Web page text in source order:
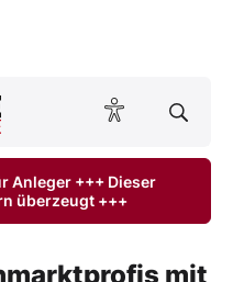
ONLINE lesen
Anleger +++ Dieser
überzeugt +++
mit